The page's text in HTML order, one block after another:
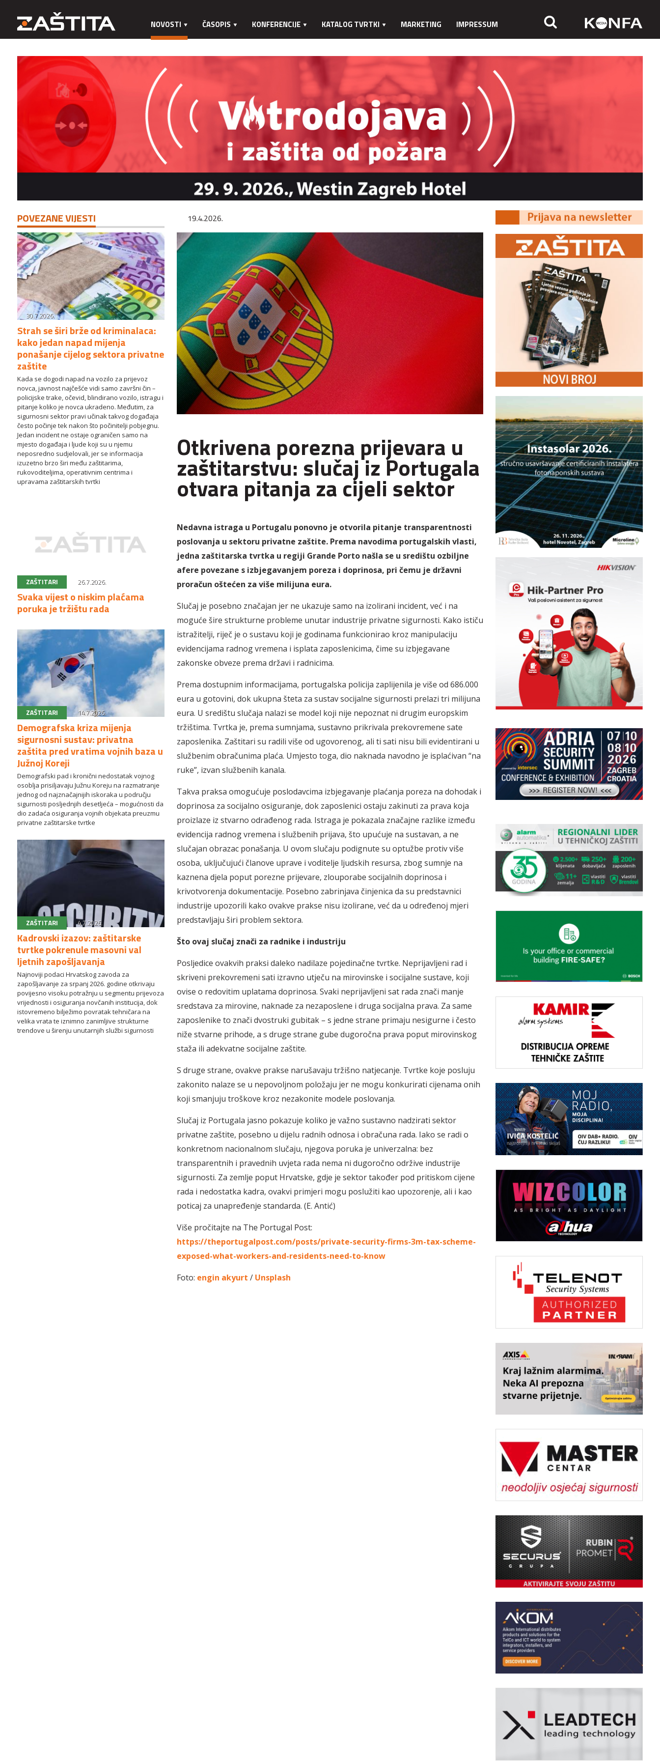
NOVOSTI ČASOPIS KONFERENCIJE KATALOG TVRTKI MARKETING IMPRESSUM
POVEZANE VIJESTI
30.7.2026.
Strah se širi brže od kriminalaca:
kako jedan napad mijenja
ponašanje cijelog sektora privatne
zaštite
Kada se dogodi napad na vozilo za prijevoz
novca, javnost najčešće vidi samo završni čin –
policijske trake, očevid, blindirano vozilo, istragu i
pitanje koliko je novca ukradeno. Međutim, za
sigurnosni sektor pravi učinak takvog događaja
često počinje tek nakon što počinitelji pobjegnu.
Jedan incident ne ostaje ograničen samo na
mjesto događaja i ljude koji su u njemu
neposredno sudjelovali, jer se informacija
izuzetno brzo širi među zaštitarima,
rukovoditeljima, operativnim centrima i
upravama zaštitarskih tvrtki
ZAŠTITARI 26.7.2026.
Svaka vijest o niskim plaćama
poruka je tržištu rada
ZAŠTITARI 14.7.2026.
Demografska kriza mijenja
sigurnosni sustav: privatna
zaštita pred vratima vojnih baza u
Južnoj Koreji
Demografski pad i kronični nedostatak vojnog
osoblja prisiljavaju Južnu Koreju na razmatranje
jednog od najznačajnijih iskoraka u području
sigurnosti posljednjih desetljeća – mogućnosti da
dio zadaća osiguranja vojnih objekata preuzmu
privatne zaštitarske tvrtke
ZAŠTITARI 4.7.2026.
Kadrovski izazov: zaštitarske
tvrtke pokrenule masovni val
ljetnih zapošljavanja
Najnoviji podaci Hrvatskog zavoda za
zapošljavanje za srpanj 2026. godine otkrivaju
povijesno visoku potražnju u segmentu prijevoza
vrijednosti i osiguranja novčanih institucija, dok
istovremeno bilježimo povratak tehničara na
velika vrata te iznimno zanimljive strukturne
trendove u širenju unutarnjih službi sigurnosti
19.4.2026.
Otkrivena porezna prijevara u
zaštitarstvu: slučaj iz Portugala
otvara pitanja za cijeli sektor
Nedavna istraga u Portugalu ponovno je otvorila pitanje transparentnosti
poslovanja u sektoru privatne zaštite. Prema navodima portugalskih vlasti,
jedna zaštitarska tvrtka u regiji Grande Porto našla se u središtu ozbiljne
afere povezane s izbjegavanjem poreza i doprinosa, pri čemu je državni
proračun oštećen za više milijuna eura.
Slučaj je posebno značajan jer ne ukazuje samo na izolirani incident, već i na
moguće šire strukturne probleme unutar industrije privatne sigurnosti. Kako ističu
istražitelji, riječ je o sustavu koji je godinama funkcionirao kroz manipulaciju
evidencijama radnog vremena i isplata zaposlenicima, čime su izbjegavane
zakonske obveze prema državi i radnicima.
Prema dostupnim informacijama, portugalska policija zaplijenila je više od 686.000
eura u gotovini, dok ukupna šteta za sustav socijalne sigurnosti prelazi tri milijuna
eura. U središtu slučaja nalazi se model koji nije nepoznat ni drugim europskim
tržištima. Tvrtka je, prema sumnjama, sustavno prikrivala prekovremene sate
zaposlenika. Zaštitari su radili više od ugovorenog, ali ti sati nisu bili evidentirani u
službenim obračunima plaća. Umjesto toga, dio naknada navodno je isplaćivan “na
ruke”, izvan službenih kanala.
Takva praksa omogućuje poslodavcima izbjegavanje plaćanja poreza na dohodak i
doprinosa za socijalno osiguranje, dok zaposlenici ostaju zakinuti za prava koja
proizlaze iz stvarno odrađenog rada. Istraga je pokazala značajne razlike između
evidencija radnog vremena i službenih prijava, što upućuje na sustavan, a ne
slučajan obrazac ponašanja. U ovom slučaju podignute su optužbe protiv više
osoba, uključujući članove uprave i voditelje ljudskih resursa, zbog sumnje na
kaznena djela poput porezne prijevare, zlouporabe socijalnih doprinosa i
krivotvorenja dokumentacije. Posebno zabrinjava činjenica da su predstavnici
industrije upozorili kako ovakve prakse nisu izolirane, već da u određenoj mjeri
predstavljaju širi problem sektora.
Što ovaj slučaj znači za radnike i industriju
Posljedice ovakvih praksi daleko nadilaze pojedinačne tvrtke. Neprijavljeni rad i
skriveni prekovremeni sati izravno utječu na mirovinske i socijalne sustave, koji
ovise o redovitim uplatama doprinosa. Svaki neprijavljeni sat rada znači manje
sredstava za mirovine, naknade za nezaposlene i druga socijalna prava. Za same
zaposlenike to znači dvostruki gubitak – s jedne strane primaju nesigurne i često
niže stvarne prihode, a s druge strane gube dugoročna prava poput mirovinskog
staža ili adekvatne socijalne zaštite.
S druge strane, ovakve prakse narušavaju tržišno natjecanje. Tvrtke koje posluju
zakonito nalaze se u nepovoljnom položaju jer ne mogu konkurirati cijenama onih
koji smanjuju troškove kroz nezakonite modele poslovanja.
Slučaj iz Portugala jasno pokazuje koliko je važno sustavno nadzirati sektor
privatne zaštite, posebno u dijelu radnih odnosa i obračuna rada. Iako se radi o
konkretnom nacionalnom slučaju, njegova poruka je univerzalna: bez
transparentnih i pravednih uvjeta rada nema ni dugoročno održive industrije
sigurnosti. Za zemlje poput Hrvatske, gdje je sektor također pod pritiskom cijene
rada i nedostatka kadra, ovakvi primjeri mogu poslužiti kao upozorenje, ali i kao
poticaj za unapređenje standarda. (E. Antić)
Više pročitajte na The Portugal Post:
https://theportugalpost.com/posts/private-security-firms-3m-tax-scheme-
exposed-what-workers-and-residents-need-to-know
Foto: engin akyurt / Unsplash